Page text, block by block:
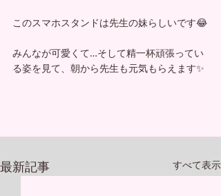
このスマホスタンドは先生の妹らしいです😂
みんなが可愛くて…そして精一杯頑張ってい
る姿を見て、朝から先生も元気もらえます✨
最新記事 すべて表示